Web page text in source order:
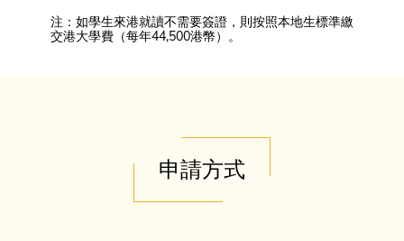
注：如學生來港就讀不需要簽證，則按照本地生標準繳
交港大學費（每年44,500港幣）。
申請方式